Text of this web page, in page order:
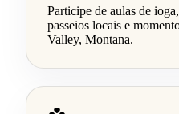
Participe de aulas de
passeios locais e
Valley, Montana.